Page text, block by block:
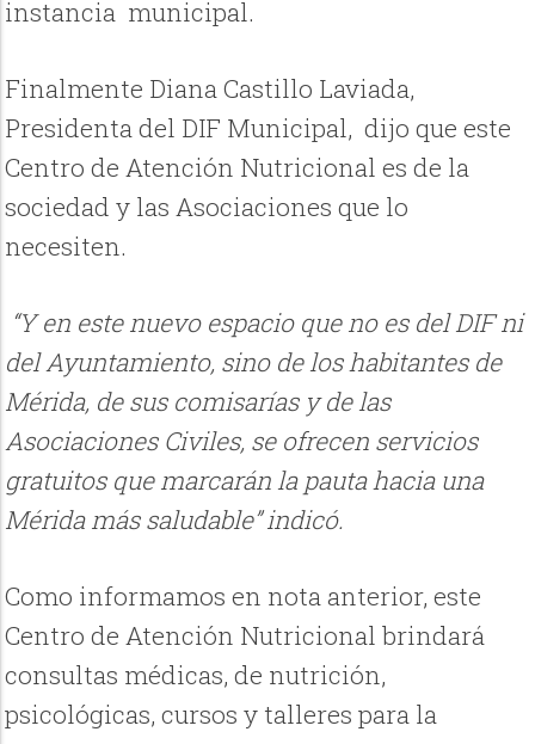
instancia municipal.
Finalmente Diana Castillo Laviada,
Presidenta del DIF Municipal, dijo que este
Centro de Atención Nutricional es de la
sociedad y las Asociaciones que lo
necesiten.
“Y en este nuevo espacio que no es del DIF ni
del Ayuntamiento, sino de los habitantes de
Mérida, de sus comisarías y de las
Asociaciones Civiles, se ofrecen servicios
gratuitos que marcarán la pauta hacia una
Mérida más saludable” indicó.
Como informamos en nota anterior, este
Centro de Atención Nutricional brindará
consultas médicas, de nutrición,
psicológicas, cursos y talleres para la